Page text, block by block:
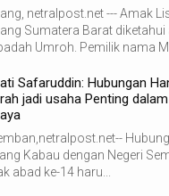
netralpost.net --- Amak
Sumatera Barat diketahui
Umroh. Pemilik nama
Safaruddin: Hubungan
jadi usaha Penting
Kabau dengan Negeri
abad ke-14 haru...